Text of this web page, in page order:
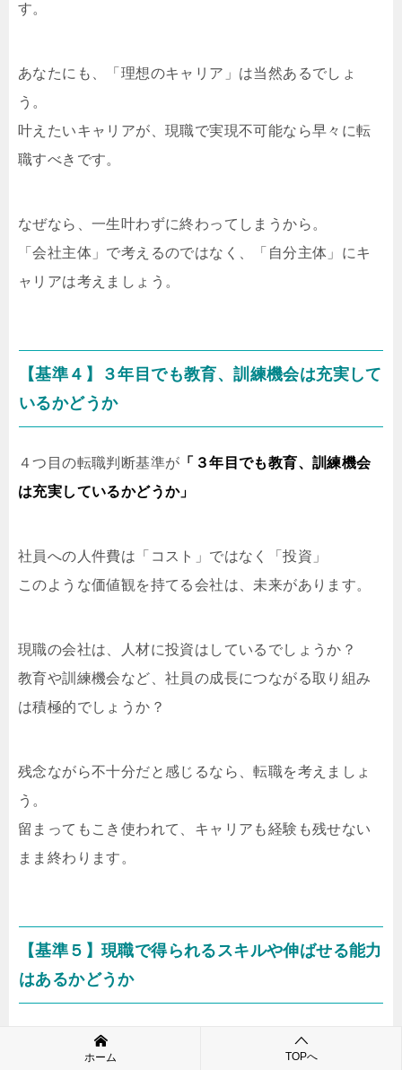
す。
あなたにも、「理想のキャリア」は当然あるでしょ
う。
叶えたいキャリアが、現職で実現不可能なら早々に転
職すべきです。
なぜなら、一生叶わずに終わってしまうから。
「会社主体」で考えるのではなく、「自分主体」にキ
ャリアは考えましょう。
【基準４】３年目でも教育、訓練機会は充実して
いるかどうか
４つ目の転職判断基準が 「３年目でも教育、訓練機会
は充実しているかどうか」
社員への人件費は「コスト」ではなく「投資」
このような価値観を持てる会社は、未来があります。
現職の会社は、人材に投資はしているでしょうか？
教育や訓練機会など、社員の成長につながる取り組み
は積極的でしょうか？
残念ながら不十分だと感じるなら、転職を考えましょ
う。
留まってもこき使われて、キャリアも経験も残せない
まま終わります。
【基準５】現職で得られるスキルや伸ばせる能力
はあるかどうか
５つ目の転職判断基準が
「現職で得られるスキルや伸
ホーム TOPへ